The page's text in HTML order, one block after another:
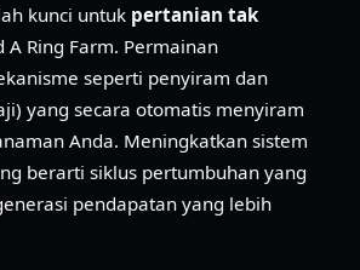
kunci untuk pertanian tak
A Ring Farm. Permainan
seperti penyiram dan
yang secara otomatis menyiram
Anda. Meningkatkan sistem
berarti siklus pertumbuhan yang
pendapatan yang lebih